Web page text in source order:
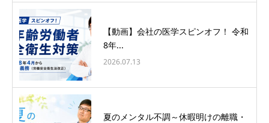
【動画】会社の医学スピンオフ！ 令和
8年...
2026.07.13
夏のメンタル不調～休暇明けの離職・